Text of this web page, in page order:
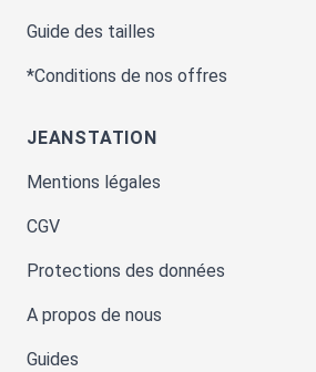
Guide des tailles
*Conditions de nos offres
JEANSTATION
Mentions légales
CGV
Protections des données
A propos de nous
Guides